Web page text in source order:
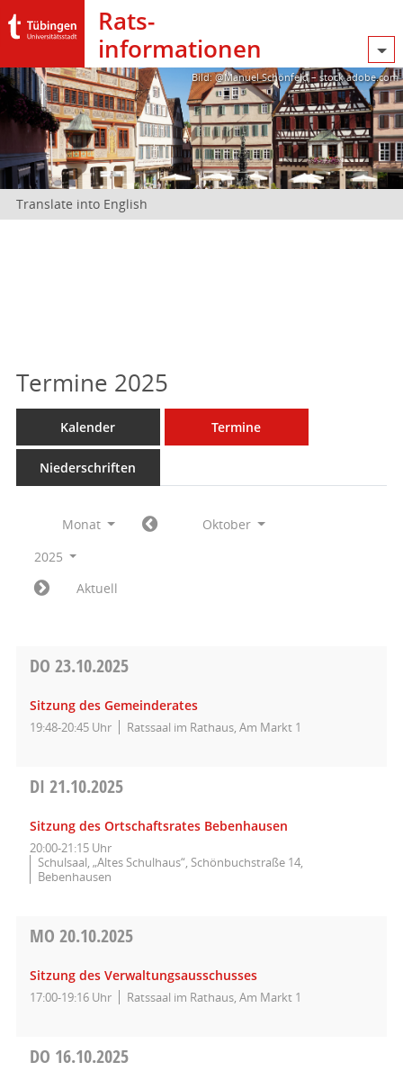
Rats­
informationen
Bild: @Manuel Schönfeld – stock.adobe.com
Translate into English
Termine 2025
Kalender Termine
Niederschriften
Monat
Oktober
2025
Aktuell
DO 23.10.2025
Sitzung des Gemeinderates
19:48-20:45 Uhr Ratssaal im Rathaus, Am Markt 1
DI 21.10.2025
Sitzung des Ortschaftsrates Bebenhausen
20:00-21:15 Uhr
Schulsaal, „Altes Schulhaus“, Schönbuchstraße 14,
Bebenhausen
MO 20.10.2025
Sitzung des Verwaltungsausschusses
17:00-19:16 Uhr Ratssaal im Rathaus, Am Markt 1
DO 16.10.2025